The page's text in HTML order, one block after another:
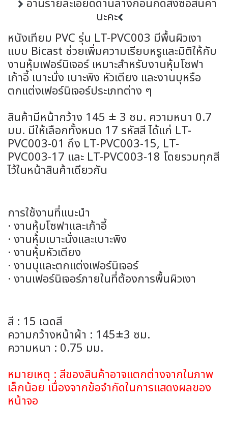
อ่านรายละเอียดด้านล่างก่อนกดสั่งซื้อสินค้า
นะคะ
หนังเทียม PVC รุ่น LT-PVC003 มีพื้นผิวเงา
แบบ Bicast ช่วยเพิ่มความเรียบหรูและมิติให้กับ
งานหุ้มเฟอร์นิเจอร์ เหมาะสำหรับงานหุ้มโซฟา
เก้าอี้ เบาะนั่ง เบาะพิง หัวเตียง และงานบุหรือ
ตกแต่งเฟอร์นิเจอร์ประเภทต่าง ๆ
สินค้ามีหน้ากว้าง 145 ± 3 ซม. ความหนา 0.7
มม. มีให้เลือกทั้งหมด 17 รหัสสี ได้แก่ LT-
PVC003-01 ถึง LT-PVC003-15, LT-
PVC003-17 และ LT-PVC003-18 โดยรวมทุกสี
ไว้ในหน้าสินค้าเดียวกัน
การใช้งานที่แนะนำ
· งานหุ้มโซฟาและเก้าอี้
· งานหุ้มเบาะนั่งและเบาะพิง
· งานหุ้มหัวเตียง
· งานบุและตกแต่งเฟอร์นิเจอร์
· งานเฟอร์นิเจอร์ภายในที่ต้องการพื้นผิวเงา
สี : 15 เฉดสี
ความกว้างหน้าผ้า : 145±3 ซม.
ความหนา : 0.75 มม.
หมายเหตุ : สีของสินค้าอาจแตกต่างจากในภาพ
เล็กน้อย เนื่องจากข้อจำกัดในการแสดงผลของ
หน้าจอ